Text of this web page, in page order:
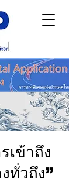
เข้าถึง
ทั่วถึง”